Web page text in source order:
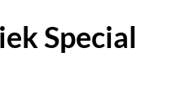
Special